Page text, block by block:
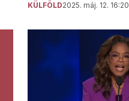
KÜLFÖLD2025. máj. 12. 16:20